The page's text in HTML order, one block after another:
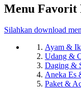
Menu Favorit
Silahkan download
Ayam &
Udang &
Daging &
Aneka Es
Paket &